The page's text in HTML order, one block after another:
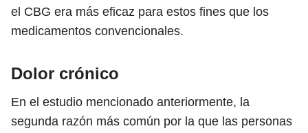
el CBG era más eficaz para estos fines que los
medicamentos convencionales.
Dolor crónico
En el estudio mencionado anteriormente, la
segunda razón más común por la que las personas